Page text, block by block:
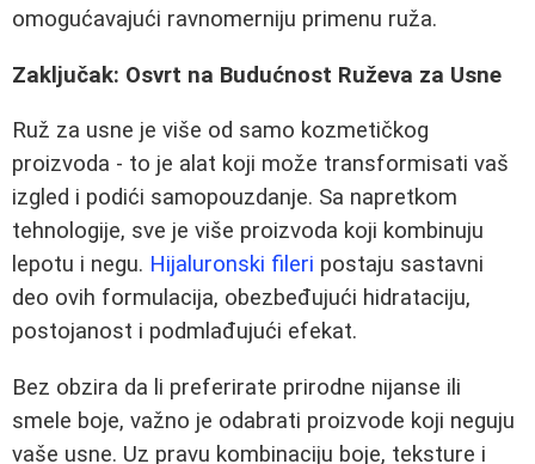
omogućavajući ravnomerniju primenu ruža.
Zaključak: Osvrt na Budućnost Ruževa za Usne
Ruž za usne je više od samo kozmetičkog
proizvoda - to je alat koji može transformisati vaš
izgled i podići samopouzdanje. Sa napretkom
tehnologije, sve je više proizvoda koji kombinuju
lepotu i negu. Hijaluronski fileri postaju sastavni
deo ovih formulacija, obezbeđujući hidrataciju,
postojanost i podmlađujući efekat.
Bez obzira da li preferirate prirodne nijanse ili
smele boje, važno je odabrati proizvode koji neguju
vaše usne. Uz pravu kombinaciju boje, teksture i